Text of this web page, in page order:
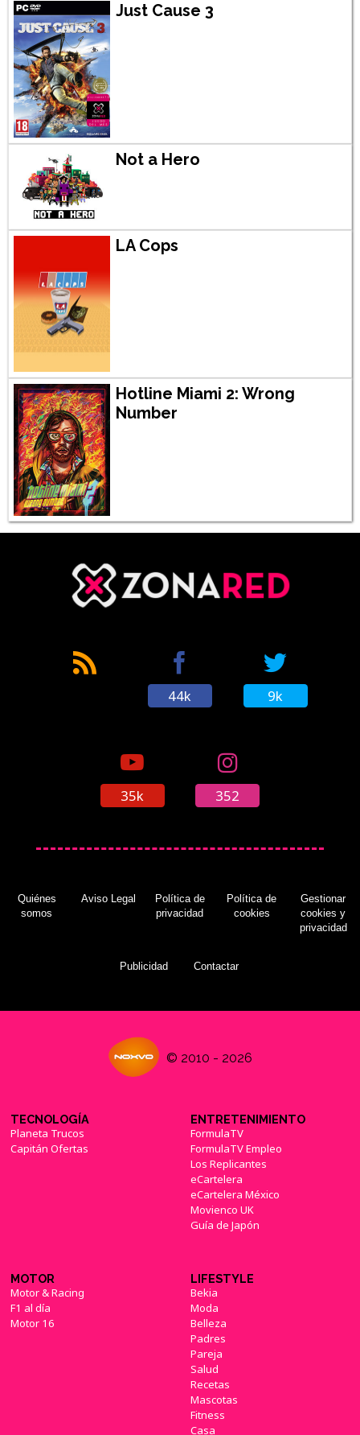
Just Cause 3
Not a Hero
LA Cops
Hotline Miami 2: Wrong
Number
44k 9k
35k 352
Quiénes
somos
Aviso Legal
Política de
privacidad
Política de
cookies
Gestionar
cookies y
privacidad
Publicidad Contactar
© 2010 - 2026
TECNOLOGÍA
Planeta Trucos
Capitán Ofertas
ENTRETENIMIENTO
FormulaTV
FormulaTV Empleo
Los Replicantes
eCartelera
eCartelera México
Movienco UK
Guía de Japón
MOTOR
Motor & Racing
F1 al día
Motor 16
LIFESTYLE
Bekia
Moda
Belleza
Padres
Pareja
Salud
Recetas
Mascotas
Fitness
Casa